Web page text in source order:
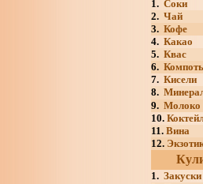
1. Соки
2. Чай
3. Кофе
4. Какао
5. Квас
6.
7. Кисели
8.
9. Молоко
10.
11. Вина
12.
1. Закуски